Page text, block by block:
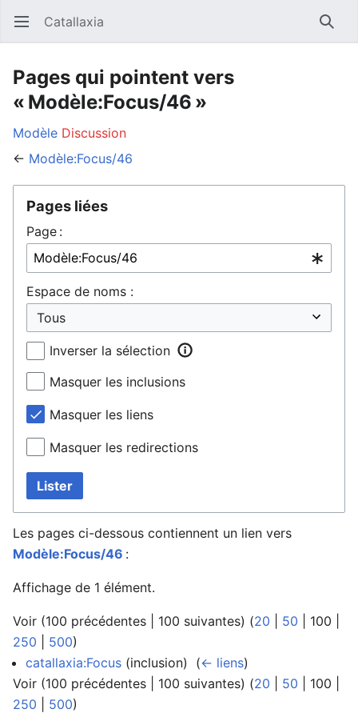
Ouvrir le menu principal Catallaxia
Pages qui pointent vers
« Modèle:Focus/46 »
Modèle Discussion
← Modèle:Focus/46
Pages liées
Page :
Espace de noms :
Inverser la sélection
Masquer les inclusions
Masquer les liens
Masquer les redirections
Lister
Les pages ci-dessous contiennent un lien vers
Modèle:Focus/46 :
Affichage de 1 élément.
Voir (100 précédentes 100 suivantes) (20 50 100
250
500)
catallaxia:Focus (inclusion) ‎ (← liens)
Voir (100 précédentes 100 suivantes) (20 50 100
250
500)